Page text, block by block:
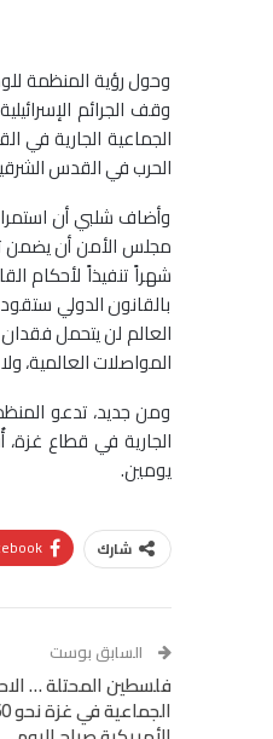
وحول رؤية المنظمة
وقف الجرائم
الجماعية الجارية في
الحرب في القدس
وأضاف شلبي أن
بالقانون الدولي
العالم لن يتحمل فقدان
المواصلات العالمية،
ومن جديد، تدعو
يومين.
شارك
السابق بوست
فلسطين المحتلة …